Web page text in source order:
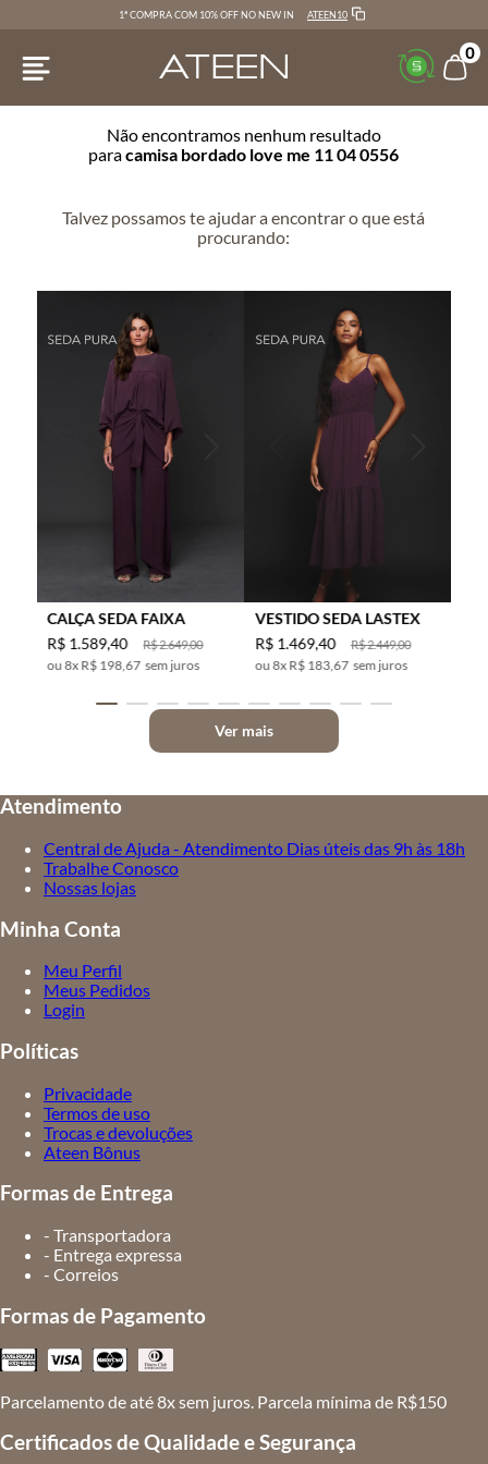
1ª COMPRA COM 10% OFF NO NEW IN ATEEN10
0
Não encontramos nenhum resultado
paracamisa bordado love me 11 04 0556
Talvez possamos te ajudar a encontrar o que está
procurando:
CALÇA SEDA FAIXA
R$2.649,00
R$ 1.589,40
8x R$ 198,67 sem juros
VESTIDO SEDA LASTEX
R$2.449,00
R$ 1.469,40
8x R$ 183,67 sem juros
Ver mais
Atendimento
Central de Ajuda - Atendimento Dias úteis das 9h às 18h
Trabalhe Conosco
Nossas lojas
Minha Conta
Meu Perfil
Meus Pedidos
Login
Políticas
Privacidade
Termos de uso
Trocas e devoluções
Ateen Bônus
Formas de Entrega
- Transportadora
- Entrega expressa
- Correios
Formas de Pagamento
Parcelamento de até 8x sem juros. Parcela mínima de R$150
Certificados de Qualidade e Segurança